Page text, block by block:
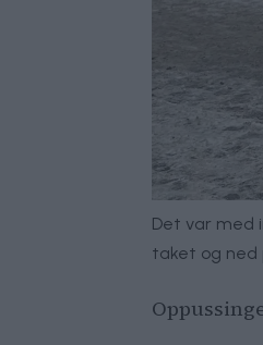
Det var med
taket og ned